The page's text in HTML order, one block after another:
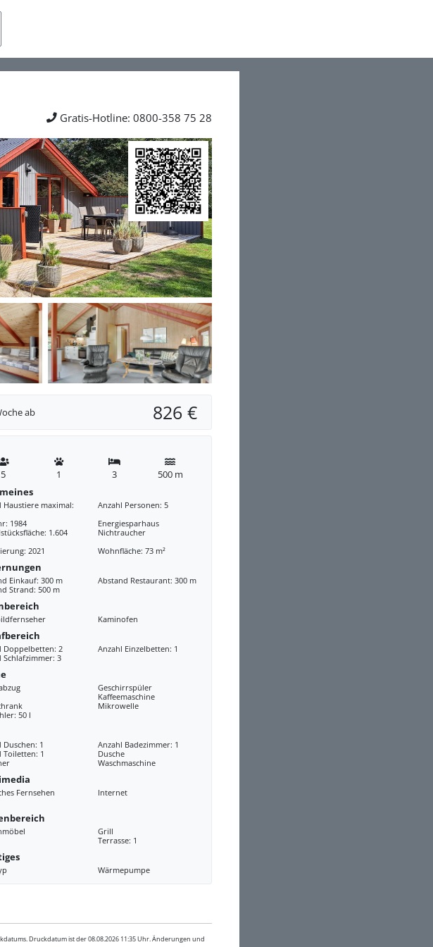
Gratis-Hotline: 0800-358 75 28
ab 826 €
5 1 3
500 m
Haustiere maximal:
Anzahl Personen: 5
1984
Energiesparhaus
1.604
Nichtraucher
2021
Wohnfläche: 73 m²
Einkauf: 300 m
Abstand Restaurant: 300 m
Strand: 500 m
Kaminofen
Doppelbetten: 2
Anzahl Einzelbetten: 1
Schlafzimmer: 3
Geschirrspüler
Kaffeemaschine
Mikrowelle
50 l
Duschen: 1
Anzahl Badezimmer: 1
Toiletten: 1
Dusche
Waschmaschine
Fernsehen
Internet
Grill
Terrasse: 1
Wärmepumpe
Druckdatum ist der 08.08.2026 11:35 Uhr. Änderungen und